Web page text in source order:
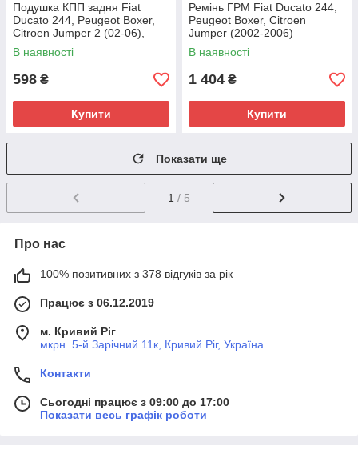
Подушка КПП задня Fiat
Ducato 244, Peugeot Boxer,
Citroen Jumper 2 (02-06),
1308696080, 184666
В наявності
598 ₴
Купити
Ремінь ГРМ Fiat Ducato 244,
Peugeot Boxer, Citroen
Jumper (2002-2006)
2.8JTD/HDi, 98419390,
0816E5
В наявності
1 404 ₴
Купити
Показати ще
1 / 5
Про нас
100% позитивних з 378 відгуків за рік
Працює з 06.12.2019
м. Кривий Ріг
мкрн. 5-й Зарічний 11к, Кривий Ріг, Україна
Контакти
Сьогодні працює з 09:00 до 17:00
Показати весь графік роботи